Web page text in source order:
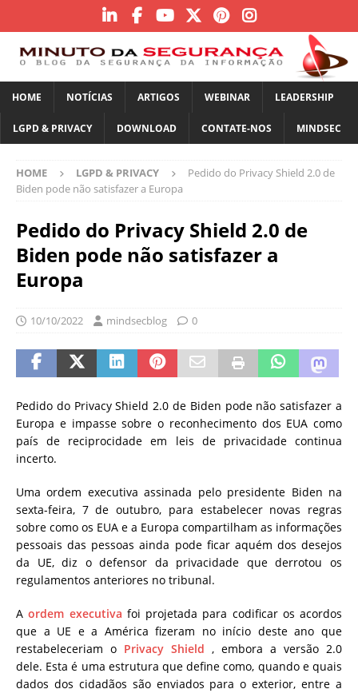
HOME NOTÍCIAS ARTIGOS WEBINAR LEADERSHIP
LGPD & PRIVACY DOWNLOAD CONTATE-NOS MINDSEC
HOME LGPD & PRIVACY
Pedido do Privacy Shield 2.0 de
Biden pode não satisfazer a Europa
Pedido do Privacy Shield 2.0 de
Biden pode não satisfazer a
Europa
10/10/2022 mindsecblog 0
Pedido do Privacy Shield 2.0 de Biden pode não satisfazer a
Europa e impasse sobre o reconhecimento dos EUA como
país de reciprocidade em leis de privacidade continua
incerto.
Uma ordem executiva assinada pelo presidente Biden na
sexta-feira, 7 de outubro, para estabelecer novas regras
sobre como os EUA e a Europa compartilham as informações
pessoais das pessoas ainda pode ficar aquém dos desejos
da UE, diz o defensor da privacidade que derrotou os
regulamentos anteriores no tribunal.
Aordem executiva foi projetada para codificar os acordos
que a UE e a América fizeram no início deste ano que
restabeleceriam o Privacy Shield , embora a versão 2.0
dele. Esta é uma estrutura que define como, quando e quais
dados dos cidadãos são enviados para o exterior, entre a